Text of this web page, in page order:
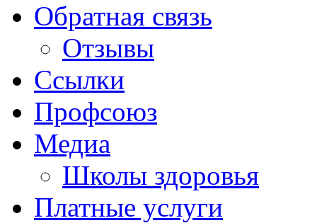
Обратная связь
Отзывы
Ссылки
Профсоюз
Медиа
Школы здоровья
Платные услуги